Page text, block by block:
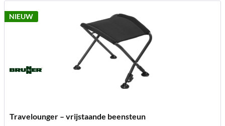
NIEUW
Travelounger – vrijstaande beensteun